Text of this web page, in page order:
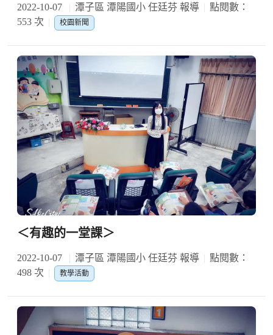
2022-10-07 潭子區 潭陽國小 任廷芬 報導
點閱數：
553 次
校園新聞
＜有趣的一堂課＞
2022-10-07 潭子區 潭陽國小 任廷芬 報導
點閱數：
498 次
教學活動